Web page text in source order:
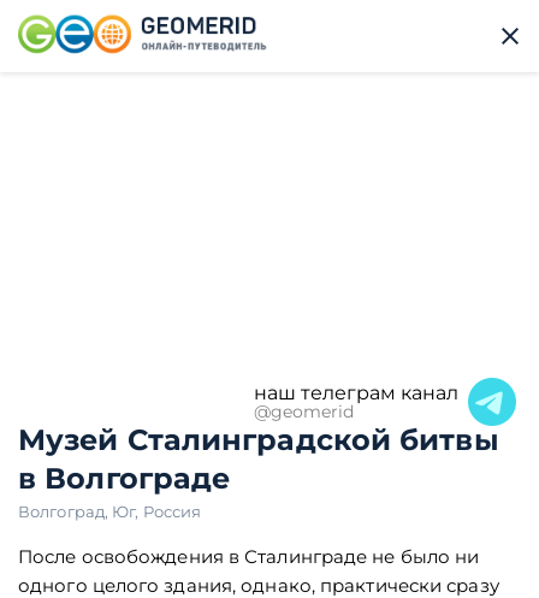
наш телеграм канал
@geomerid
Музей Сталинградской битвы
в Волгограде
Волгоград, Юг, Россия
После освобождения в Сталинграде не было ни
одного целого здания, однако, практически сразу